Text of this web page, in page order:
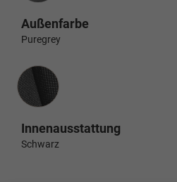
Außenfarbe
Puregrey
Innenausstattung
Innenausstattung
Schwarz